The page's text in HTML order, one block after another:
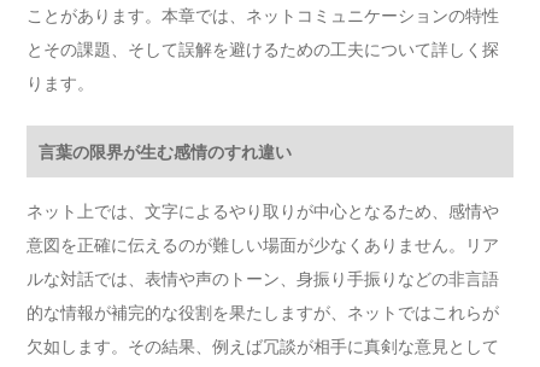
ことがあります。本章では、ネットコミュニケーションの特性
とその課題、そして誤解を避けるための工夫について詳しく探
ります。
言葉の限界が生む感情のすれ違い
ネット上では、文字によるやり取りが中心となるため、感情や
意図を正確に伝えるのが難しい場面が少なくありません。リア
ルな対話では、表情や声のトーン、身振り手振りなどの非言語
的な情報が補完的な役割を果たしますが、ネットではこれらが
欠如します。その結果、例えば冗談が相手に真剣な意見として